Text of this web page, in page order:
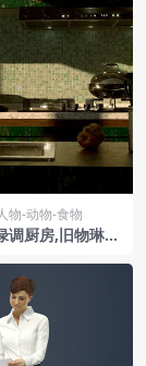
物-动物-食物
调厨房,旧物琳